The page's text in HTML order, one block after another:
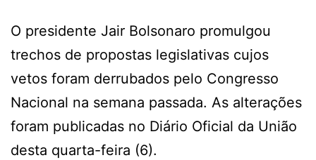
O presidente Jair Bolsonaro promulgou
trechos de propostas legislativas cujos
vetos foram derrubados pelo Congresso
Nacional na semana passada. As alterações
foram publicadas no Diário Oficial da União
desta quarta-feira (6).